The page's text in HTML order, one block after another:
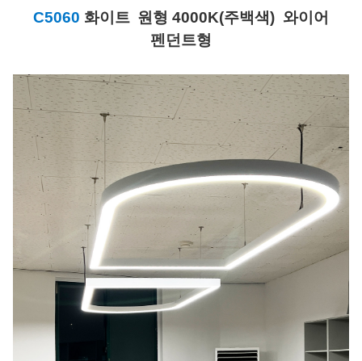
C5060 화이트 원형 4000K(주백색) 와이어
펜던트형